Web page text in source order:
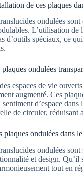
de ces plaques
ondulées
L’utilisation de
d’outils spéciaux, ce
ondulées
espaces de vie
augmenté. Ces
sentiment d’espace
de circuler, réduisant
plaques ondulées dans
ondulées
et design. Qu’il
tout en